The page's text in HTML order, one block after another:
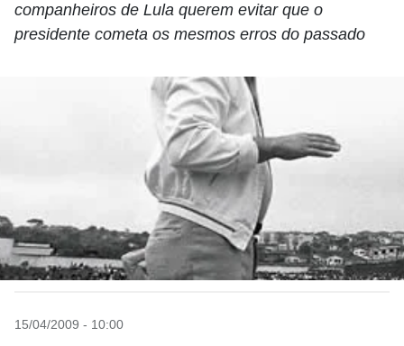
companheiros de Lula querem evitar que o
presidente cometa os mesmos erros do passado
15/04/2009 - 10:00